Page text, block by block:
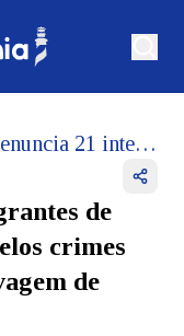
MP-BA denuncia 21 integrantes de organização criminosa pelos crimes de tráfico de drogas e lavagem de dinheiro
de
crimes
de